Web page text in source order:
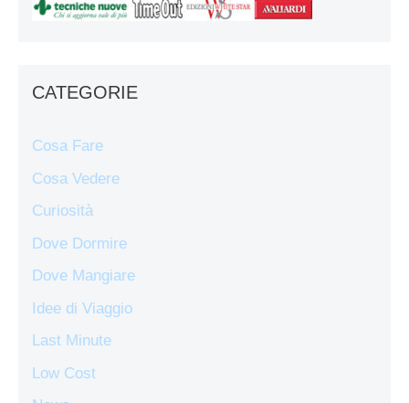
CATEGORIE
Cosa Fare
Cosa Vedere
Curiosità
Dove Dormire
Dove Mangiare
Idee di Viaggio
Last Minute
Low Cost